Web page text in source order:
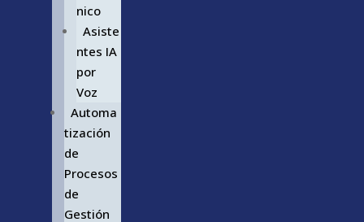
nico
Asiste
ntes IA
por
Voz
Automa
tización
de
Procesos
de
Gestión